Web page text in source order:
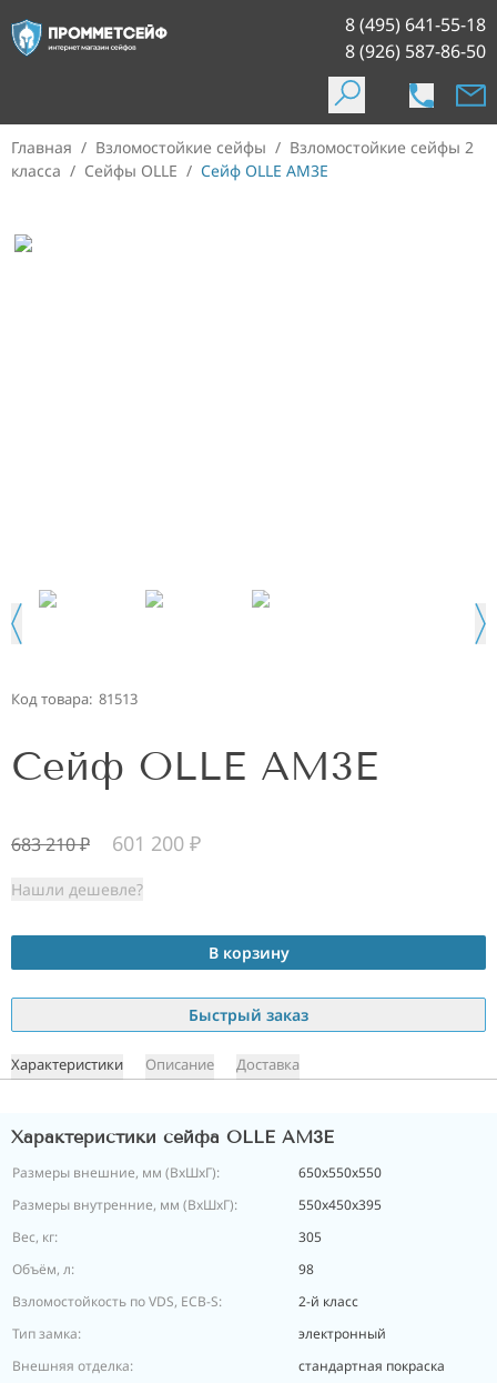
8 (495) 641-55-18
8 (926) 587-86-50
Главная / Взломостойкие сейфы / Взломостойкие сейфы 2
класса / Сейфы OLLE / Сейф OLLE AM3E
Код товара: 81513
Сейф OLLE AM3E
683 210₽ 601 200 ₽
Нашли дешевле?
В корзину
Быстрый заказ
Характеристики Описание Доставка
Характеристики сейфа OLLE AM3E
Размеры внешние, мм (ВхШхГ):
650x550x550
Размеры внутренние, мм (ВхШхГ):
550х450х395
Вес, кг:
305
Объём, л:
98
Взломостойкость по VDS, ECB-S:
2-й класс
Тип замка:
электронный
Внешняя отделка:
стандартная покраска